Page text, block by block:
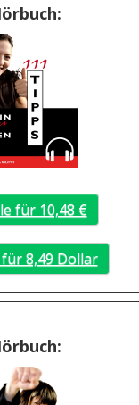
für 10,48 €
8,49 Dollar